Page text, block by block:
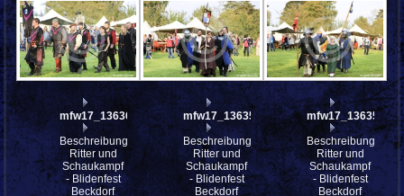
mfw17_136361
Beschreibung:
Ritter und
Schaukampf
- Blidenfest
Beckdorf
mfw17_136358
Beschreibung:
Ritter und
Schaukampf
- Blidenfest
Beckdorf
mfw17_136357
Beschreibung:
Ritter und
Schaukampf
- Blidenfest
Beckdorf